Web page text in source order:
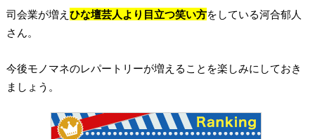
司会業が増え ひな壇芸人より目立つ笑い方をしている河合郁人
さん。
今後モノマネのレパートリーが増えることを楽しみにしておき
ましょう。